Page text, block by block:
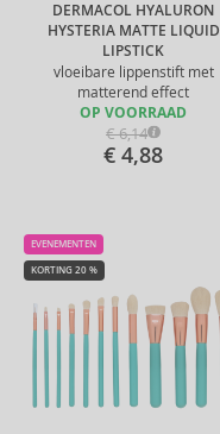
DERMACOL HYALURON
HYSTERIA MATTE LIQUID
LIPSTICK
vloeibare lippenstift met
matterend effect
OP VOORRAAD
€ 6,14
€ 4,88
EVENEMENTEN
KORTING 20 %